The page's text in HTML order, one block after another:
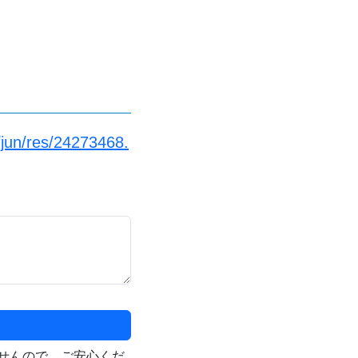
res/24273468.